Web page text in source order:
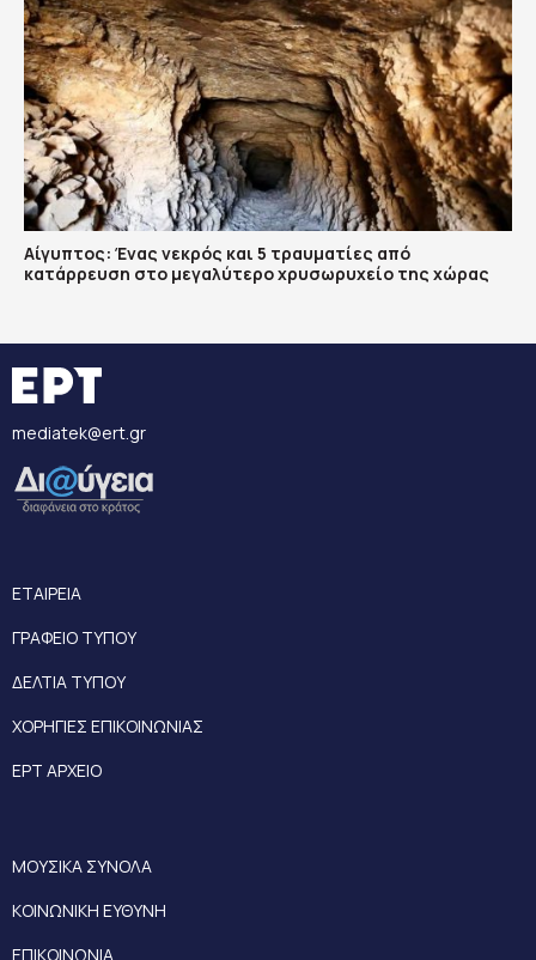
Αίγυπτος: Ένας νεκρός και 5 τραυματίες από
κατάρρευση στο μεγαλύτερο χρυσωρυχείο της χώρας
mediatek@ert.gr
ΕΤΑΙΡΕΙΑ
ΓΡΑΦΕΙΟ ΤΥΠΟΥ
ΔΕΛΤΙΑ ΤΥΠΟΥ
ΧΟΡΗΓΙΕΣ ΕΠΙΚΟΙΝΩΝΙΑΣ
ΕΡΤ ΑΡΧΕΙΟ
ΜΟΥΣΙΚΑ ΣΥΝΟΛΑ
ΚΟΙΝΩΝΙΚΗ ΕΥΘΥΝΗ
ΕΠΙΚΟΙΝΩΝΙΑ